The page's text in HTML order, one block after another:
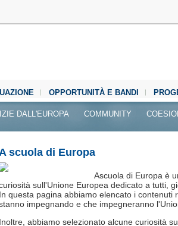
OPPORTUNITÀ E BANDI
DALL'EUROPA COMMUNITY
scuola di Europa
Ascuola di Europa è
sull'Unione Europea dedicato a tutti,
In questa pagina abbiamo elencato i
impegnando e che impegneranno
Inoltre, abbiamo selezionato alcune curiosità